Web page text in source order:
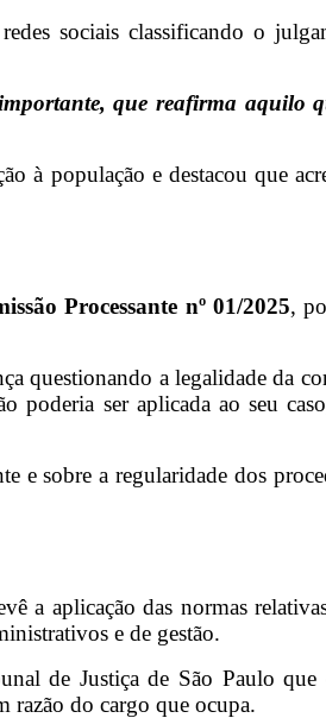
sociais classificando o
que reafirma aquilo
à população e destacou que
Processante nº 01/2025,
a legalidade da
ser aplicada ao seu
e sobre a regularidade dos
a aplicação das normas
e de gestão.
de Justiça de São Paulo
razão do cargo que ocupa.